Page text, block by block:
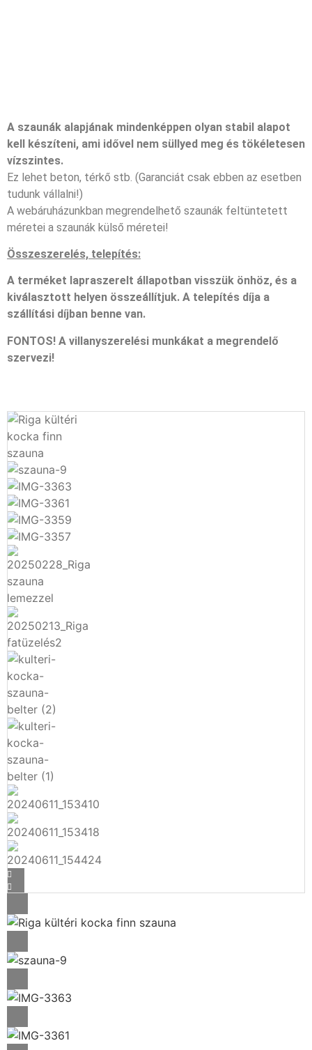
A szaunák alapjának mindenképpen olyan stabil alapot
kell készíteni, ami idővel nem süllyed meg és tökéletesen
vízszintes.
Ez lehet beton, térkő stb. (Garanciát csak ebben az esetben
tudunk vállalni!)
A webáruházunkban megrendelhető szaunák feltüntetett
méretei a szaunák külső méretei!
Összeszerelés, telepítés:
A terméket lapraszerelt állapotban visszük önhöz, és a
kiválasztott helyen összeállítjuk. A telepítés díja a
szállítási díjban benne van.
FONTOS! A villanyszerelési munkákat a megrendelő
szervezi!